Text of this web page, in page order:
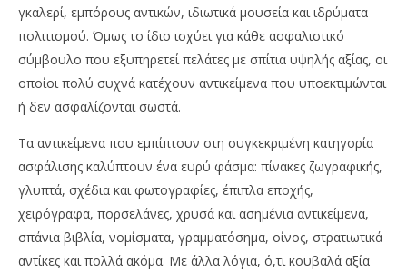
γκαλερί, εμπόρους αντικών, ιδιωτικά μουσεία και ιδρύματα
πολιτισμού. Όμως το ίδιο ισχύει για κάθε ασφαλιστικό
σύμβουλο που εξυπηρετεί πελάτες με σπίτια υψηλής αξίας, οι
οποίοι πολύ συχνά κατέχουν αντικείμενα που υποεκτιμώνται
ή δεν ασφαλίζονται σωστά.
Τα αντικείμενα που εμπίπτουν στη συγκεκριμένη κατηγορία
ασφάλισης καλύπτουν ένα ευρύ φάσμα: πίνακες ζωγραφικής,
γλυπτά, σχέδια και φωτογραφίες, έπιπλα εποχής,
χειρόγραφα, πορσελάνες, χρυσά και ασημένια αντικείμενα,
σπάνια βιβλία, νομίσματα, γραμματόσημα, οίνος, στρατιωτικά
αντίκες και πολλά ακόμα. Με άλλα λόγια, ό,τι κουβαλά αξία